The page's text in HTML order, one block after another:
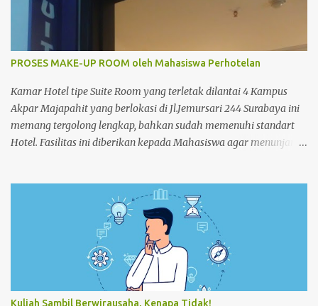
PROSES MAKE-UP ROOM oleh Mahasiswa Perhotelan
Kamar Hotel tipe Suite Room yang terletak dilantai 4 Kampus
Akpar Majapahit yang berlokasi di Jl.Jemursari 244 Surabaya ini
memang tergolong lengkap, bahkan sudah memenuhi standart
Hotel. Fasilitas ini diberikan kepada Mahasiswa agar menunjang
up Room dikamar Hotel Kampus Akpar Majapahit. Adapun
proses Make-up room adalah : 1. SET UP TROLLEY : Bersihkan
trolley menggunakan dust cloth dari atas ke bawah 2.
Masukkan perlengkapan kamar tamu dan peralatan kebersihan
3. Dorong trolley menuju kamar dengan benar 4. Letakan
trolley di depan kamar tamu 5. Ketok pintu dengan
mengucapkan “Housekeeping” max 3x 6. Buka pintu perlahan-
Kuliah Sambil Berwirausaha, Kenapa Tidak!